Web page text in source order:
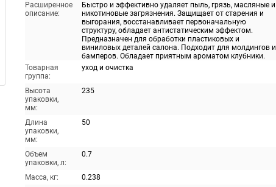
Расширенное
описание:
Быстро и эффективно удаляет пыль, грязь, масляные и
никотиновые загрязнения. Защищает от старения и
выгорания, восстанавливает первоначальную
структуру, обладает антистатическим эффектом.
Предназначен для обработки пластиковых и
виниловых деталей салона. Подходит для молдингов и
бамперов. Обладает приятным ароматом клубники.
Товарная
группа:
уход и очистка
Высота
упаковки,
мм:
235
Длина
упаковки,
мм:
50
Объем
упаковки, л:
0.7
Масса, кг:
0.238